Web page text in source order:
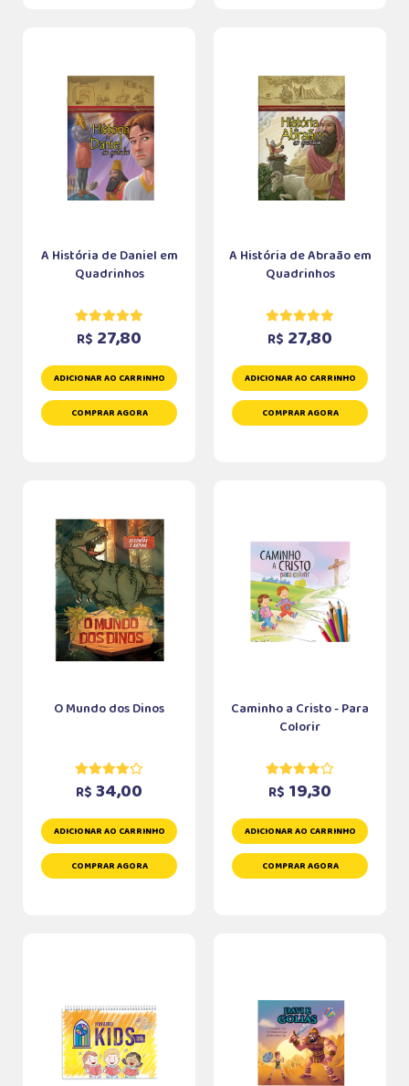
A História de Daniel em
Quadrinhos
R$ 27,80
ADICIONAR AO CARRINHO
COMPRAR AGORA
A História de Abraão em
Quadrinhos
R$ 27,80
ADICIONAR AO CARRINHO
COMPRAR AGORA
O Mundo dos Dinos
R$ 34,00
ADICIONAR AO CARRINHO
COMPRAR AGORA
Caminho a Cristo - Para
Colorir
R$ 19,30
ADICIONAR AO CARRINHO
COMPRAR AGORA